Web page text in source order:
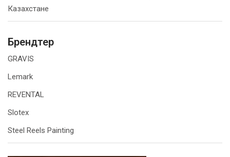
Казахстане
Брендтер
GRAVIS
Lemark
REVENTAL
Slotex
Steel Reels Painting